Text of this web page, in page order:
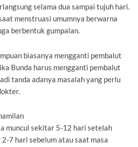
selama dua sampai tujuh hari.
menstruasi umumnya berwarna
berbentuk gumpalan.
biasanya mengganti pembalut
Bunda harus mengganti pembalut
tanda adanya masalah yang perlu
muncul sekitar 5-12 hari setelah
7 hari sebelum atau saat masa